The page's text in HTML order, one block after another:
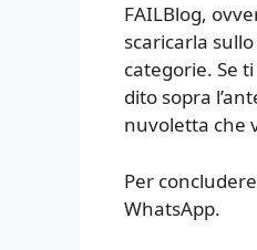
FAILBlog,
scaricarla
categorie. Se
dito sopra
nuvoletta che
Per
WhatsApp.